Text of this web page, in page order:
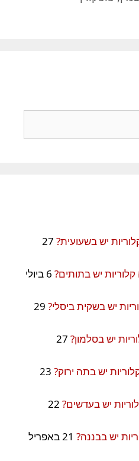
יש בשעועית? 27
יש בתותים?
6 ביולי
יש בשקית ביסלי? 29
יש בסלמון? 27
יש בתה ירוק? 23
יש בעדשים? 22
יש בבננה?
21 באפריל